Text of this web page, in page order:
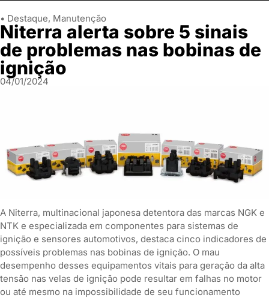
• Destaque, Manutenção
Niterra alerta sobre 5 sinais
de problemas nas bobinas de
ignição
04/01/2024
A Niterra, multinacional japonesa detentora das marcas NGK e
NTK e especializada em componentes para sistemas de
ignição e sensores automotivos, destaca cinco indicadores de
possíveis problemas nas bobinas de ignição. O mau
desempenho desses equipamentos vitais para geração da alta
tensão nas velas de ignição pode resultar em falhas no motor
ou até mesmo na impossibilidade de seu funcionamento